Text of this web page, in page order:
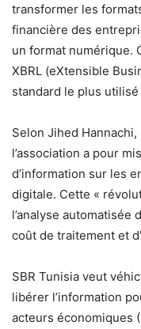
transformer les
financière des
un format numérique.
XBRL (eXtensible
standard le plus
Selon Jihed
l’association a pour
d’information sur les
digitale. Cette «
l’analyse automatisée
coût de traitement et
SBR Tunisia veut
libérer l’information
acteurs économiques